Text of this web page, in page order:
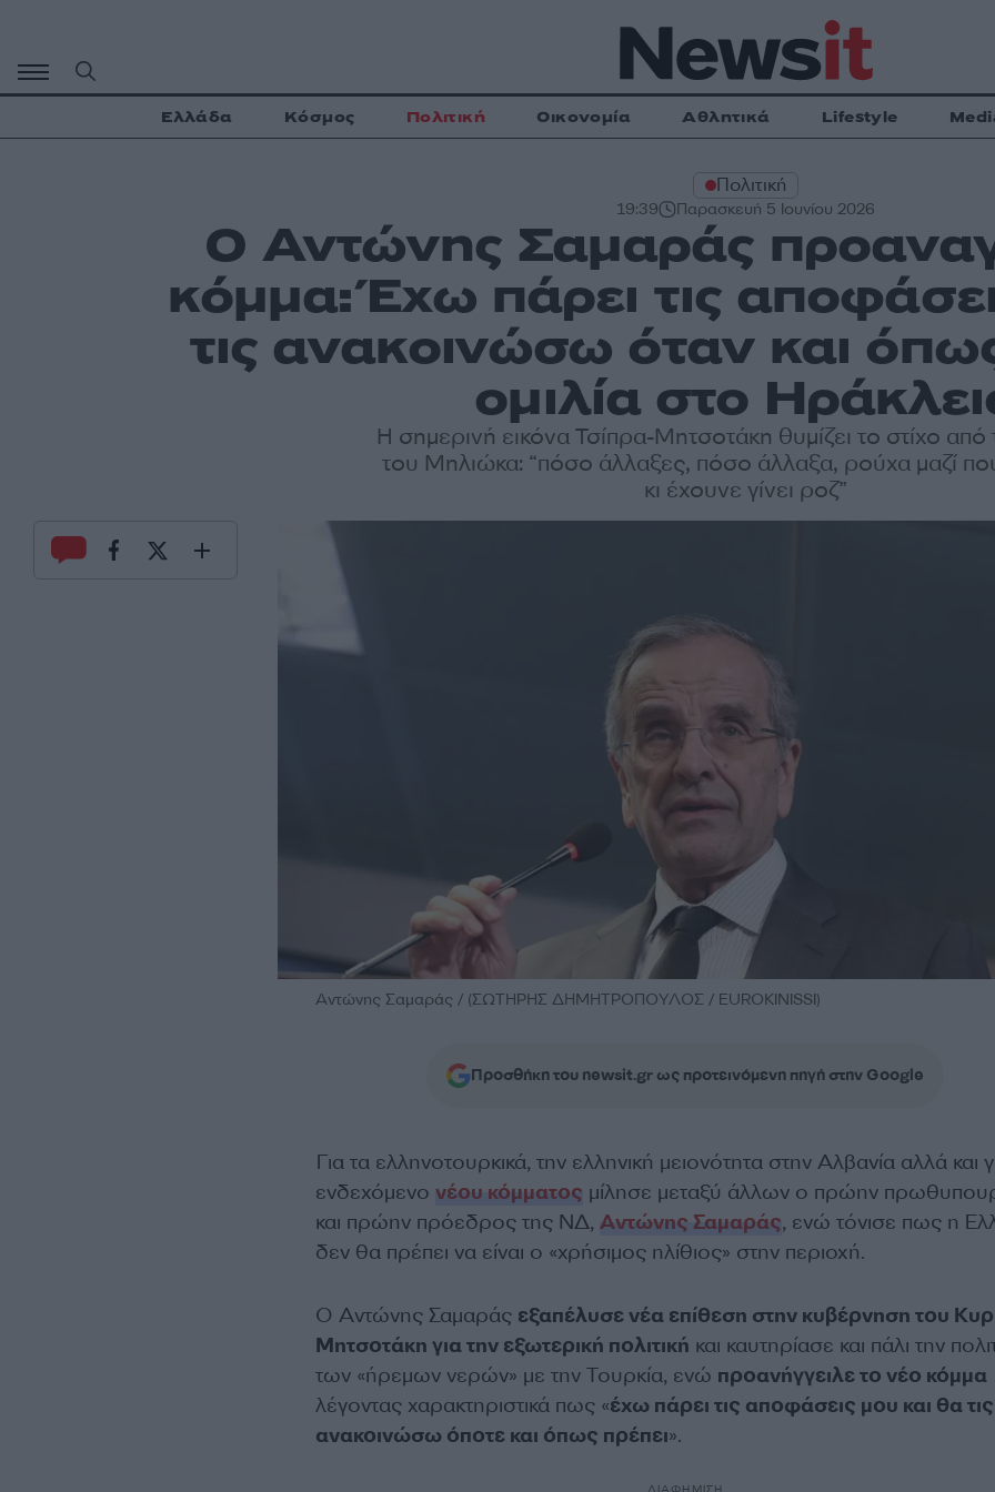
περιεχόμενο
Ελλάδα Κόσμος Πολιτική Οικονομία Αθλητικά Lifestyle
Πολιτική
19:39 Παρασκευή 5 Ιουνίου 2026
Ο Αντώνης Σαμαράς
κόμμα: Έχω πάρει τις
τις ανακοινώσω όταν και
ομιλία στο
Η σημερινή εικόνα Τσίπρα-Μητσοτάκη θυμίζει το στίχο από
του Μηλιώκα: “πόσο άλλαξες, πόσο άλλαξα, ρούχα μαζί
κι έχουνε γίνει ροζ”
Αντώνης Σαμαράς / (ΣΩΤΗΡΗΣ ΔΗΜΗΤΡΟΠΟΥΛΟΣ / EUROKINISSI)
Προσθήκη του newsit.gr ως προτεινόμενη πηγή στην Google
Για τα ελληνοτουρκικά, την ελληνική μειονότητα στην Αλβανία αλλά και
ενδεχόμενο νέου κόμματος μίλησε μεταξύ άλλων ο πρώην
και πρώην πρόεδρος της ΝΔ, Αντώνης Σαμαράς, ενώ τόνισε πως η
δεν θα πρέπει να είναι ο «χρήσιμος ηλίθιος» στην περιοχή.
Ο Αντώνης Σαμαράς εξαπέλυσε νέα επίθεση στην κυβέρνηση του
Μητσοτάκη για την εξωτερική πολιτική και καυτηρίασε και πάλι την
των «ήρεμων νερών» με την Τουρκία, ενώ προανήγγειλε το νέο κόμμα
λέγοντας χαρακτηριστικά πως «έχω πάρει τις αποφάσεις μου και θα τις
ανακοινώσω όποτε και όπως πρέπει».
ΔΙΑΦΗΜΙΣΗ